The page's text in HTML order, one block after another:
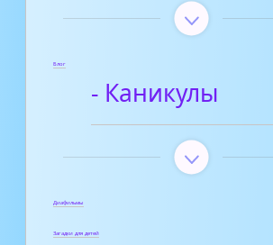
Блог
- Каникулы
Диафильмы
Загадки для детей